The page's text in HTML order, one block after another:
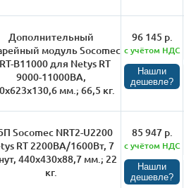
Дополнительный
модуль Socomec
B11000 для Netys RT
9000-11000ВА,
мм.; 66,5 кг.
96 145 р.
с учётом НДС
Нашли
дешевле?
Socomec NRT2-U2200
RT 2200ВА/1600Вт, 7
440х430х88,7 мм.; 22
кг.
85 947 р.
с учётом НДС
Нашли
дешевле?